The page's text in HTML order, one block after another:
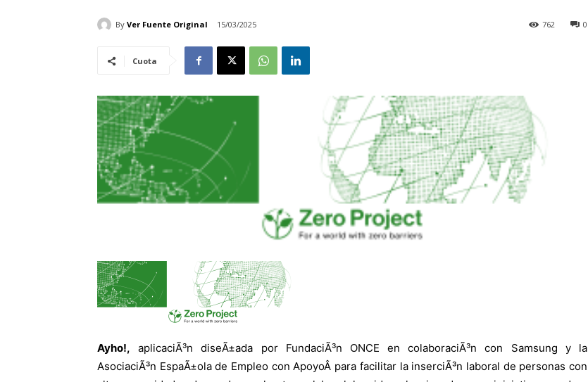
By Ver Fuente Original 15/03/2025 0
762
Cuota
Ayho!, aplicaciÃ³n diseÃ±ada por FundaciÃ³n ONCE en colaboraciÃ³n con Samsung y la
AsociaciÃ³n EspaÃ±ola de Empleo con ApoyoÂ para facilitar la inserciÃ³n laboral de personas con